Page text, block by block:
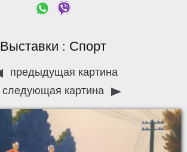
Выставки : Спорт
предыдущая картина
следующая картина